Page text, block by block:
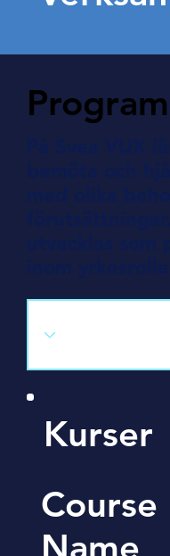
Kurser
Course
Name